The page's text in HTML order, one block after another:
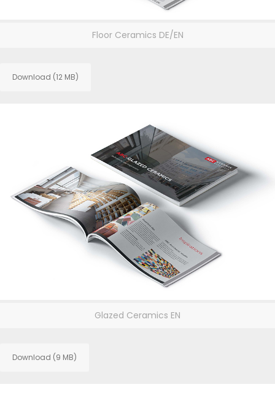
Floor Ceramics DE/EN
Download (12 MB)
Glazed Ceramics EN
Download (9 MB)